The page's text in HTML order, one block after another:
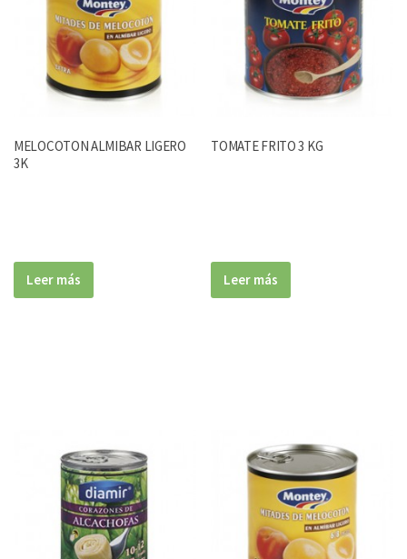
MELOCOTON ALMIBAR LIGERO
3K
Leer más
TOMATE FRITO 3 KG
Leer más